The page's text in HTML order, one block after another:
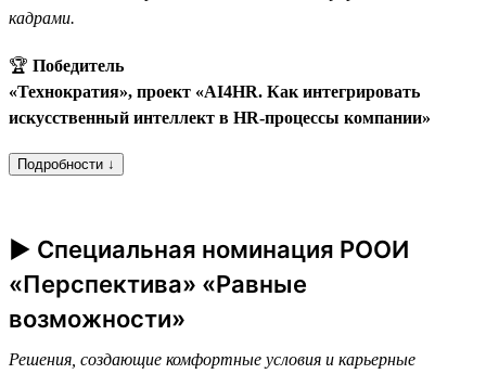
кадрами.
🏆 Победитель
«Технократия», проект «AI4HR. Как интегрировать
искусственный интеллект в HR-процессы компании»
Подробности ↓
► Специальная номинация РООИ
«Перспектива» «Равные
возможности»
Решения, создающие комфортные условия и карьерные